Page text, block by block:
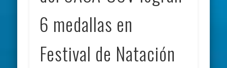
6 medallas en
Festival de Natación